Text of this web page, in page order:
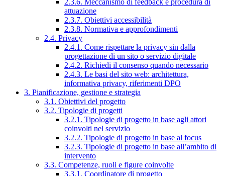
2.3.6. Meccanismo di feedback e procedura di
attuazione
2.3.7. Obiettivi accessibilità
2.3.8. Normativa e approfondimenti
2.4. Privacy
2.4.1. Come rispettare la privacy sin dalla
progettazione di un sito o servizio digitale
2.4.2. Richiedi il consenso quando necessario
2.4.3. Le basi del sito web: architettura,
informativa privacy, riferimenti DPO
3. Pianificazione, gestione e strategia
3.1. Obiettivi del progetto
3.2. Tipologie di progetti
3.2.1. Tipologie di progetto in base agli attori
coinvolti nel servizio
3.2.2. Tipologie di progetto in base al focus
3.2.3. Tipologie di progetto in base all’ambito di
intervento
3.3. Competenze, ruoli e figure coinvolte
3.3.1. Coordinatore di progetto